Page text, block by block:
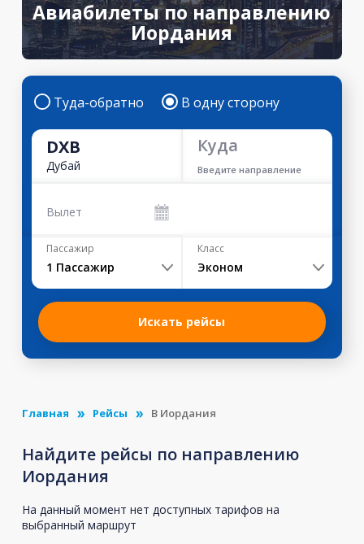
Авиабилеты по направлению
Иордания
Туда-обратно В одну сторону
DXB
Дубай
Куда
Введите направление
Вылет
Пассажир
1 Пассажир
Класс
Эконом
Искать рейсы
Главная Рейсы В Иордания
Найдите рейсы по направлению
Иордания
На данный момент нет доступных тарифов на
выбранный маршрут